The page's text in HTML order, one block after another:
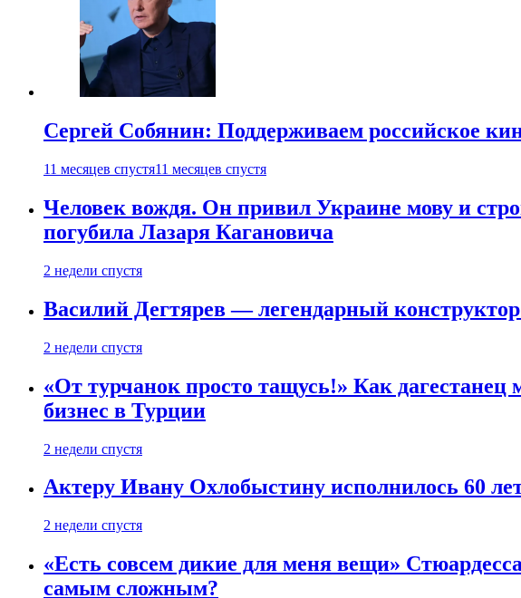
Сергей Собянин: Поддерживаем российское
11 месяцев спустя11 месяцев спустя
Человек вождя. Он привил Украине мову и
погубила Лазаря Кагановича
2 недели спустя
Василий Дегтярев — легендарный
2 недели спустя
«От турчанок просто тащусь!» Как
бизнес в Турции
2 недели спустя
Актеру Ивану Охлобыстину исполнилось 60
2 недели спустя
«Есть совсем дикие для меня вещи»
самым сложным?